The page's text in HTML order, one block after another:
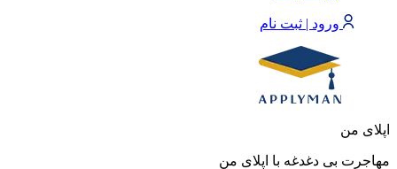
ورود | ثبت نام
اپلای من
مهاجرت بی دغدغه با اپلای من